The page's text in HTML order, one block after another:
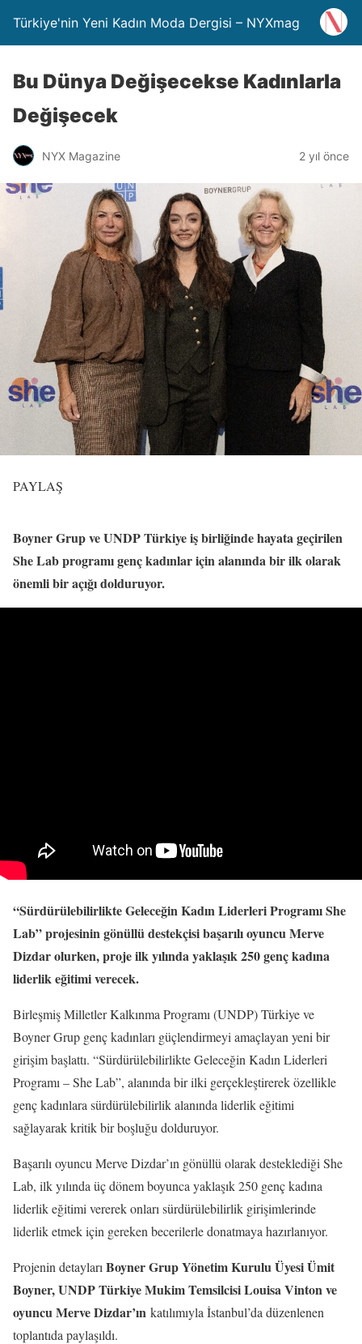
Türkiye'nin Yeni Kadın Moda Dergisi – NYXmag
Bu Dünya Değişecekse Kadınlarla
Değişecek
NYX Magazine 2 yıl önce
PAYLAŞ
Boyner Grup ve UNDP Türkiye iş birliğinde hayata geçirilen
She Lab programı genç kadınlar için alanında bir ilk olarak
önemli bir açığı dolduruyor.
“Sürdürülebilirlikte Geleceğin Kadın Liderleri Programı She
Lab” projesinin gönüllü destekçisi başarılı oyuncu Merve
Dizdar olurken, proje ilk yılında yaklaşık 250 genç kadına
liderlik eğitimi verecek.
Birleşmiş Milletler Kalkınma Programı (UNDP) Türkiye ve
Boyner Grup genç kadınları güçlendirmeyi amaçlayan yeni bir
girişim başlattı. “Sürdürülebilirlikte Geleceğin Kadın Liderleri
Programı – She Lab”, alanında bir ilki gerçekleştirerek özellikle
genç kadınlara sürdürülebilirlik alanında liderlik eğitimi
sağlayarak kritik bir boşluğu dolduruyor.
Başarılı oyuncu Merve Dizdar’ın gönüllü olarak desteklediği She
Lab, ilk yılında üç dönem boyunca yaklaşık 250 genç kadına
liderlik eğitimi vererek onları sürdürülebilirlik girişimlerinde
liderlik etmek için gereken becerilerle donatmaya hazırlanıyor.
Projenin detayları Boyner Grup Yönetim Kurulu Üyesi Ümit
Boyner, UNDP Türkiye Mukim Temsilcisi Louisa Vinton ve
oyuncu Merve Dizdar’ın katılımıyla İstanbul’da düzenlenen
toplantıda paylaşıldı.